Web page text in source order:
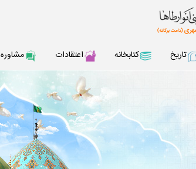
تاريخ كتابخانه اعتقادات مشاوره